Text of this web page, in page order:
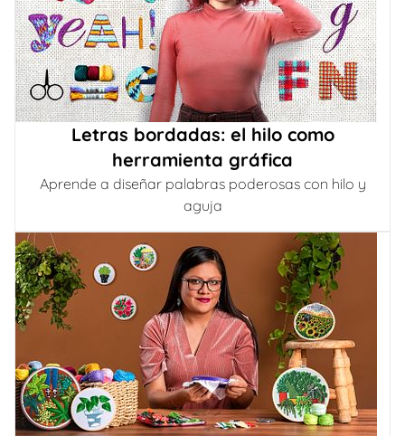
Letras bordadas: el hilo como
herramienta gráfica
Aprende a diseñar palabras poderosas con hilo y
aguja